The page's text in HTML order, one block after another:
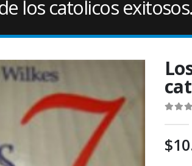
los catolicos exitosos.
$